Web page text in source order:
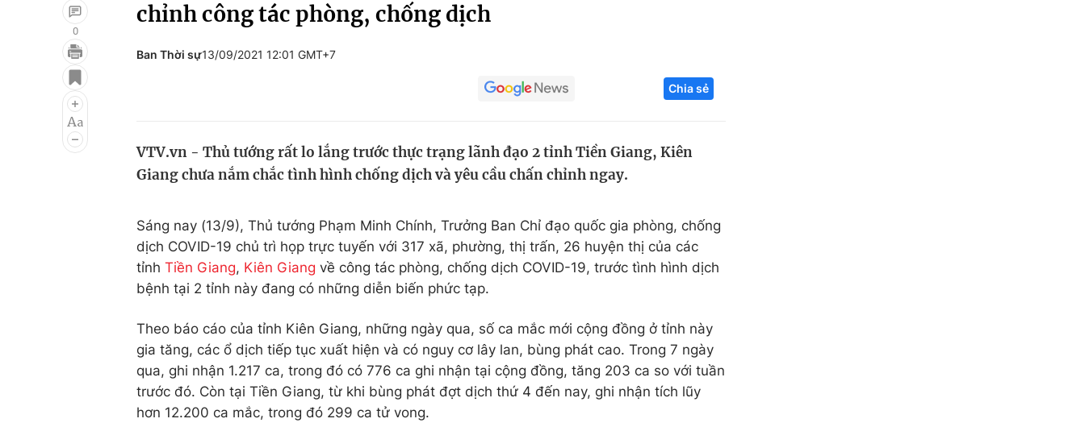
Điện ảnh
Âm nhạc
Chất lượng cuộc sống
Tuyển sinh
Hitech Công nghệ tương lai
Thị trường
0
chỉnh công tác phòng, chống dịch
Ban Thời sự13/09/2021 12:01 GMT+7
Chia sẻ
VTV.vn - Thủ tướng rất lo lắng trước thực trạng lãnh đạo 2 tỉnh Tiền Giang, Kiên
Giang chưa nắm chắc tình hình chống dịch và yêu cầu chấn chỉnh ngay.
Sáng nay (13/9), Thủ tướng Phạm Minh Chính, Trưởng Ban Chỉ đạo quốc gia phòng, chống
dịch COVID-19 chủ trì họp trực tuyến với 317 xã, phường, thị trấn, 26 huyện thị của các
tỉnh Tiền Giang, Kiên Giang về công tác phòng, chống dịch COVID-19, trước tình hình dịch
bệnh tại 2 tỉnh này đang có những diễn biến phức tạp.
Theo báo cáo của tỉnh Kiên Giang, những ngày qua, số ca mắc mới cộng đồng ở tỉnh này
gia tăng, các ổ dịch tiếp tục xuất hiện và có nguy cơ lây lan, bùng phát cao. Trong 7 ngày
qua, ghi nhận 1.217 ca, trong đó có 776 ca ghi nhận tại cộng đồng, tăng 203 ca so với tuần
trước đó. Còn tại Tiền Giang, từ khi bùng phát đợt dịch thứ 4 đến nay, ghi nhận tích lũy
hơn 12.200 ca mắc, trong đó 299 ca tử vong.